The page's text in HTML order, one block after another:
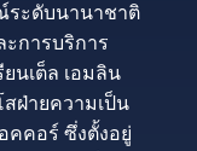
ระดับนานาชาติ
การบริการ
นเต็ล เอมลิน
ฝ่ายความเป็น
คคอร์ ซึ่งตั้งอยู่